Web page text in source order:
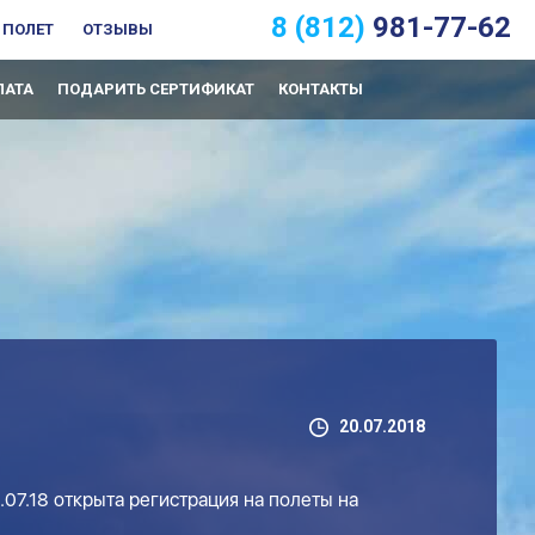
8 (812) 981-77-62
ОТЗЫВЫ
ПОДАРИТЬ СЕРТИФИКАТ КОНТАКТЫ
20.07.2018
открыта регистрация на полеты на